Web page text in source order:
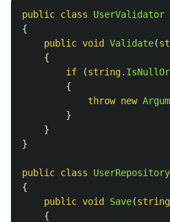
public class
UserValidator
{
public void Validate(
{
if
(string.
{
throw new
}
}
}
public class
UserRepository
{
public void Save(string
{